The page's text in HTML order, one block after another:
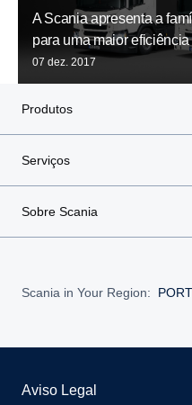
A Scania apresenta a
para uma maior
07 dez. 2017
Produtos
Serviços
Sobre Scania
Scania in Your Region:
Aviso Legal